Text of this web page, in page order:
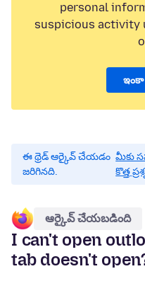
personal
suspicious activity
ఇంకా
ఈ థ్రెడ్ ఆర్కైవ్ చేయడం
జరిగినది.
మీకు
కొత్త
ఆర్కైవ్ చేయబడింది
I can't open
tab doesn't